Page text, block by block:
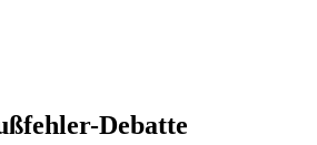
Debatte